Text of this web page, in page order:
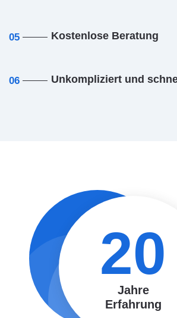
05 Kostenlose Beratung
06 Unkompliziert und
20
Jahre
Erfahrung